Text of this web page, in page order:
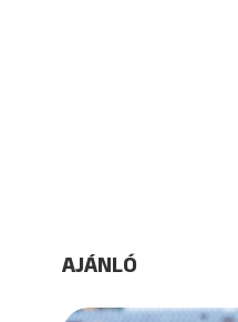
AJÁNLÓ